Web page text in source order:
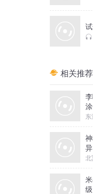
相关推荐
级
北